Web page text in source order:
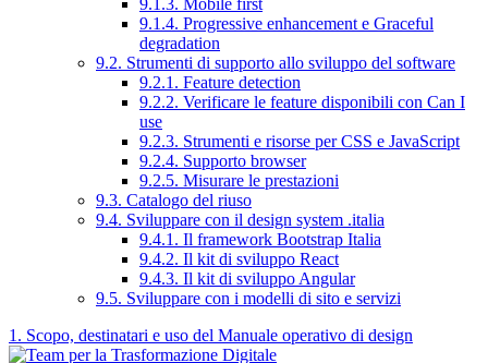
9.1.4. Progressive enhancement e Graceful
degradation
9.2. Strumenti di supporto allo sviluppo del software
9.2.1. Feature detection
9.2.2. Verificare le feature disponibili con Can I
use
9.2.3. Strumenti e risorse per CSS e JavaScript
9.2.4. Supporto browser
9.2.5. Misurare le prestazioni
9.3. Catalogo del riuso
9.4. Sviluppare con il design system .italia
9.4.1. Il framework Bootstrap Italia
9.4.2. Il kit di sviluppo React
9.4.3. Il kit di sviluppo Angular
9.5. Sviluppare con i modelli di sito e servizi
1. Scopo, destinatari e uso del Manuale operativo di design